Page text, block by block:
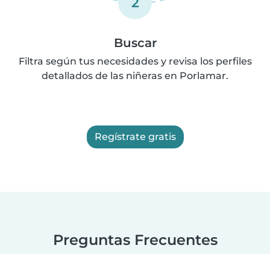
Buscar
Filtra según tus necesidades y revisa los perfiles
detallados de las niñeras en Porlamar.
Regístrate gratis
Preguntas Frecuentes